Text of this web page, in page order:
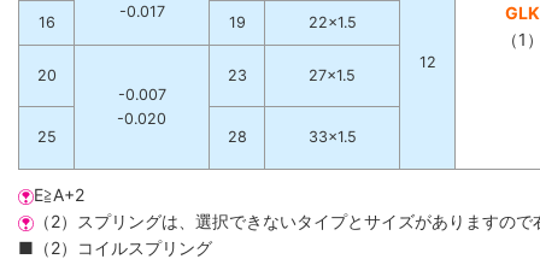
GLK
（1
-0.017
12
16 19 22×1.5
20
-0.007
-0.020
23 27×1.5
25 28 33×1.5
E≧A+2
（2）スプリングは、選択できないタイプとサイズがありますの
■（2）コイルスプリング